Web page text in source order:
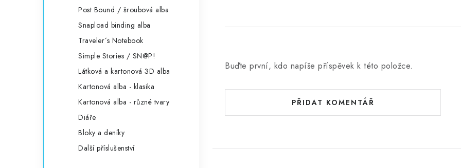
Post Bound / šroubová alba
Snapload binding alba
Traveler´s Notebook
Simple Stories / SN@P!
Látková a kartonová 3D alba
Kartonová alba - klasika
Kartonová alba - různé tvary
Diáře
Bloky a deníky
Další příslušenství
Buďte první, kdo napíše příspěvek k této položce.
PŘIDAT KOMENTÁŘ